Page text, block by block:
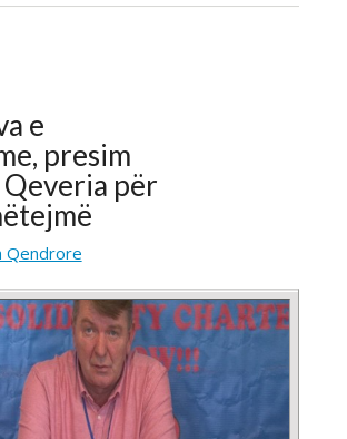
të Kosovës, Blerim Syla
institucionit që ai drejton këtë vit
i kushteve të punëtorëve
e punëtorëve shëndetësorë
Syla në emisionin “Përballje” me
në RTV Dukagjini.